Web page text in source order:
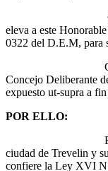
Que,
eleva a este
0322 del D.E.M, para
Que, el
Concejo Deliberante
expuesto ut-supra a
POR ELLO:
El Honorable
ciudad de Trevelin y
confiere la Ley XVI